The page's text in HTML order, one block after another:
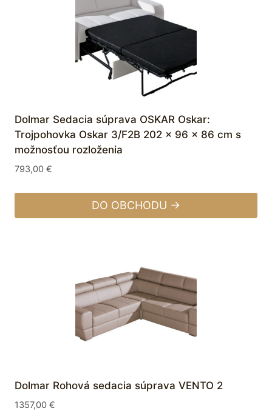
Dolmar Sedacia súprava OSKAR Oskar:
Trojpohovka Oskar 3/F2B 202 x 96 x 86 cm s
možnosťou rozloženia
793,00 €
DO OBCHODU →
Dolmar Rohová sedacia súprava VENTO 2
1357,00 €